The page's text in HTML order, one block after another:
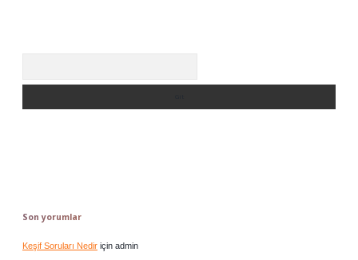
Son yorumlar
Keşif Soruları Nedir için admin